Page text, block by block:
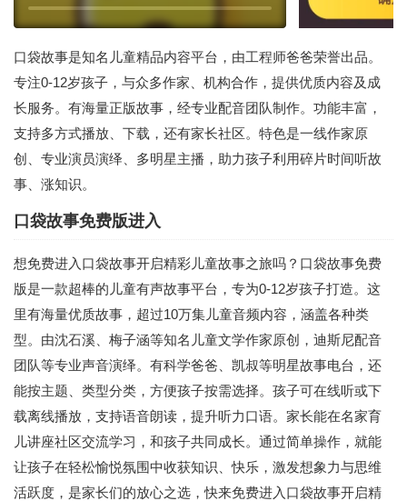
口袋故事是知名儿童精品内容平台，由工程师爸爸荣誉出品。
专注0-12岁孩子，与众多作家、机构合作，提供优质内容及成
长服务。有海量正版故事，经专业配音团队制作。功能丰富，
支持多方式播放、下载，还有家长社区。特色是一线作家原
创、专业演员演绎、多明星主播，助力孩子利用碎片时间听故
事、涨知识。
口袋故事免费版进入
想免费进入口袋故事开启精彩儿童故事之旅吗？口袋故事免费
版是一款超棒的儿童有声故事平台，专为0-12岁孩子打造。这
里有海量优质故事，超过10万集儿童音频内容，涵盖各种类
型。由沈石溪、梅子涵等知名儿童文学作家原创，迪斯尼配音
团队等专业声音演绎。有科学爸爸、凯叔等明星故事电台，还
能按主题、类型分类，方便孩子按需选择。孩子可在线听或下
载离线播放，支持语音朗读，提升听力口语。家长能在名家育
儿讲座社区交流学习，和孩子共同成长。通过简单操作，就能
让孩子在轻松愉悦氛围中收获知识、快乐，激发想象力与思维
活跃度，是家长们的放心之选，快来免费进入口袋故事开启精